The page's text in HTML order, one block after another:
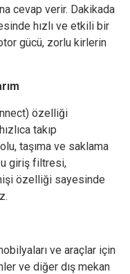
cevap verir. Dakikada
hızlı ve etkili bir
gücü, zorlu kirlerin
özelliği
takıp
taşıma ve saklama
giriş filtresi,
özelliği sayesinde
ve araçlar için
ve diğer dış mekan